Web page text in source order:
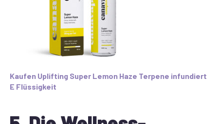
Kaufen Uplifting Super Lemon Haze Terpene infundiert
E Flüssigkeit